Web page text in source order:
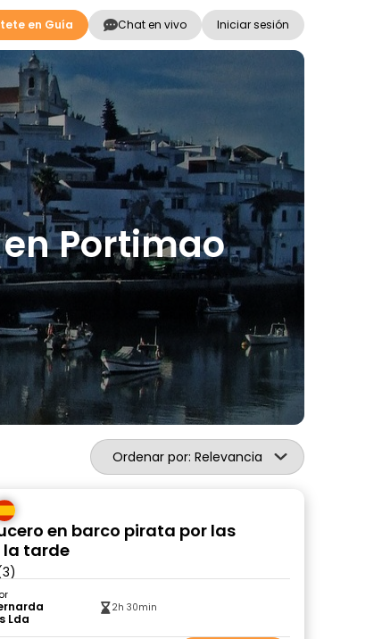
en Guía Chat en vivo Iniciar sesión
Portimao
Ordenar por: Relevancia
en barco pirata por las
la tarde
Lda
2h 30min